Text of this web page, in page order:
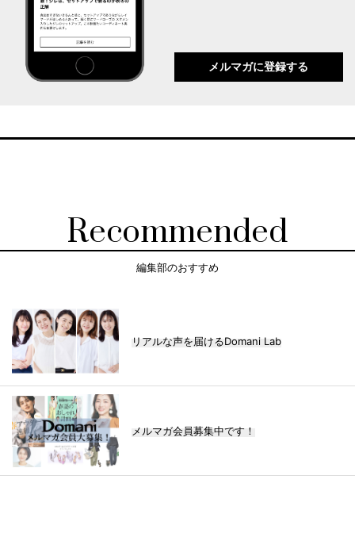
メルマガに登録する
Recommended
編集部のおすすめ
リアルな声を届けるDomani Lab
メルマガ会員募集中です！